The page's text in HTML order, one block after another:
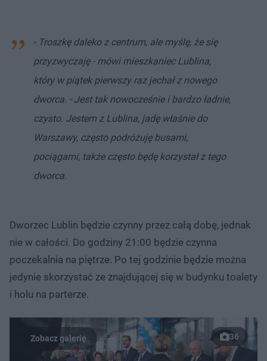
- Troszkę daleko z centrum, ale myślę, że się
przyzwyczaję - mówi mieszkaniec Lublina,
który w piątek pierwszy raz jechał z nowego
dworca. - Jest tak nowocześnie i bardzo ładnie,
czysto. Jestem z Lublina, jadę właśnie do
Warszawy, często podróżuję busami,
pociągami, także często będę korzystał z tego
dworca.
Dworzec Lublin będzie czynny przez całą dobę, jednak
nie w całości. Do godziny 21:00 będzie czynna
poczekalnia na piętrze. Po tej godzinie będzie można
jedynie skorzystać ze znajdującej się w budynku toalety
i holu na parterze.
36